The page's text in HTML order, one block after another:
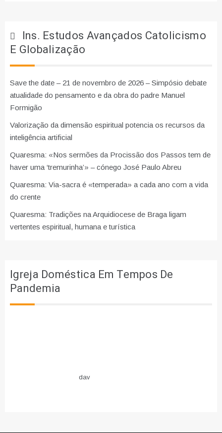
Ins. Estudos Avançados Catolicismo
E Globalização
Save the date – 21 de novembro de 2026 – Simpósio debate
atualidade do pensamento e da obra do padre Manuel
Formigão
Valorização da dimensão espiritual potencia os recursos da
inteligência artificial
Quaresma: «Nos sermões da Procissão dos Passos tem de
haver uma ‘tremurinha’» – cónego José Paulo Abreu
Quaresma: Via-sacra é «temperada» a cada ano com a vida
do crente
Quaresma: Tradições na Arquidiocese de Braga ligam
vertentes espiritual, humana e turística
Igreja Doméstica Em Tempos De
Pandemia
dav